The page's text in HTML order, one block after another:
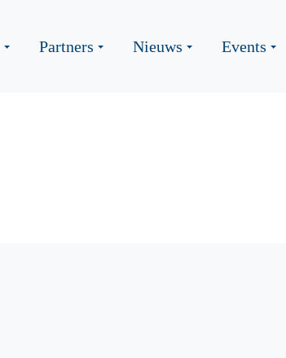
Partners Nieuws Events